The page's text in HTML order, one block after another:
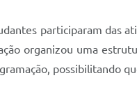
participaram das
organizou uma
possibilitando